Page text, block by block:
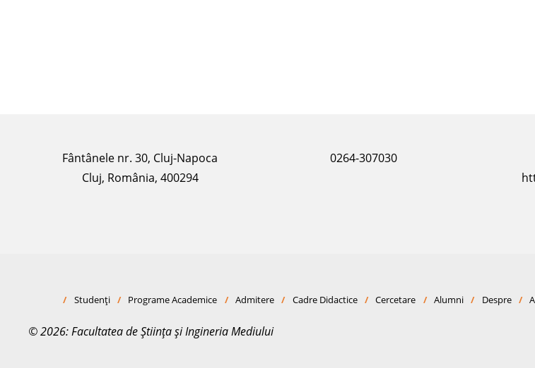
Fântânele nr. 30, Cluj-Napoca
Cluj, România, 400294
0264-307030
/ Studenți / Programe Academice / Admitere / Cadre Didactice / Cercetare / Alumni / Despre /
© 2026: Facultatea de Știința și Ingineria Mediului